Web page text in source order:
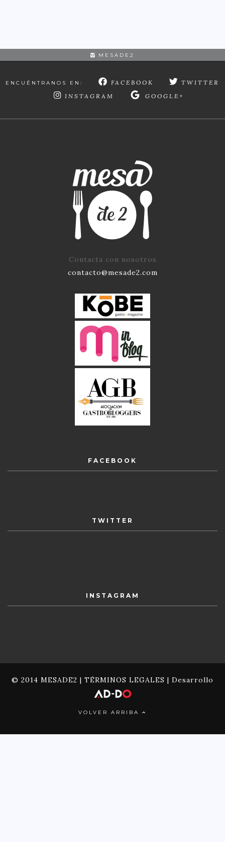
MESADE2
ENCUÉNTRANOS EN: FACEBOOK
TWITTER
INSTAGRAM
GOOGLE+
Contacta con nosotros
contacto@mesade2.com
FACEBOOK
TWITTER
INSTAGRAM
© 2014 MESADE2 | TÉRMINOS LEGALES | Desarrollo
VOLVER ARRIBA